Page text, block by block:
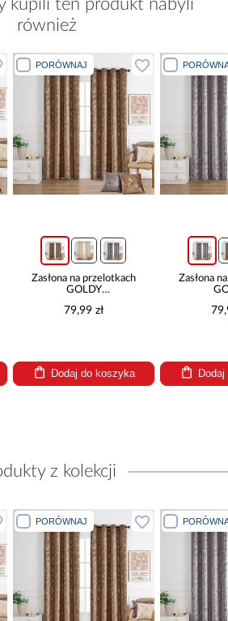
kupili ten produkt nabyli
również
PORÓWNAJ
Zasłona na przelotkach
GOLDY
brązowy
79,99 zł
Dodaj do koszyka
Zasłona
z kolekcji
PORÓWNAJ